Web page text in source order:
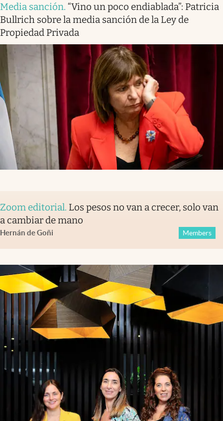
Media sanción. “Vino un poco endiablada”: Patricia
Bullrich sobre la media sanción de la Ley de
Propiedad Privada
Zoom editorial. Los pesos no van a crecer, solo van
a cambiar de mano
Hernán de Goñi Members